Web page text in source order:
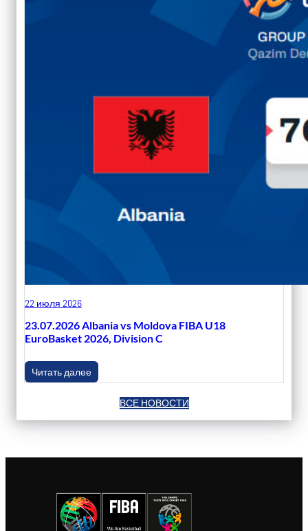
22 июля 2026
23.07.2026 Albania vs Moldova FIBA U18
EuroBasket 2026, Division C
Читать далее
ВСЕ НОВОСТИ